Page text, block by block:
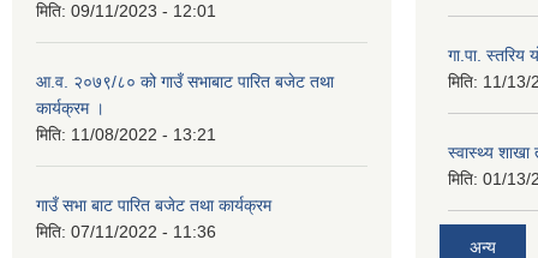
मिति: 09/11/2023 - 12:01
आ.व. २०७९/८० को गाउँ सभाबाट पारित बजेट तथा
कार्यक्रम ।
मिति: 11/08/2022 - 13:21
गाउँ सभा बाट पारित बजेट तथा कार्यक्रम
मिति: 07/11/2022 - 11:36
गा.पा. स्तरिय
मिति: 11/13/
स्वास्थ्य शाखा
मिति: 01/13/
अन्य